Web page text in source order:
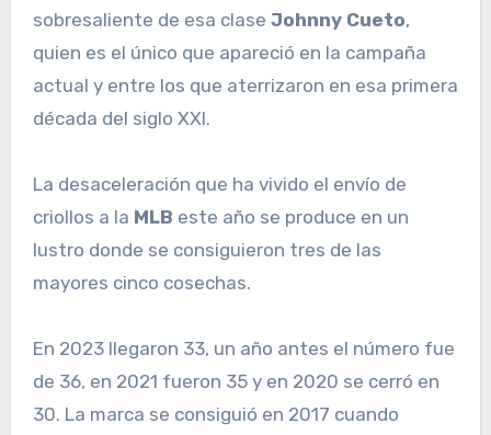
sobresaliente de esa clase Johnny Cueto,
quien es el único que apareció en la campaña
actual y entre los que aterrizaron en esa primera
década del siglo XXI.
La desaceleración que ha vivido el envío de
criollos a la MLB este año se produce en un
lustro donde se consiguieron tres de las
mayores cinco cosechas.
En 2023 llegaron 33, un año antes el número fue
de 36, en 2021 fueron 35 y en 2020 se cerró en
30. La marca se consiguió en 2017 cuando